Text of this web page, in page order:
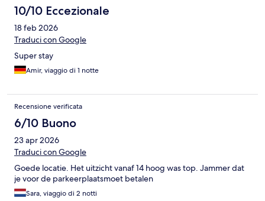
10/10 Eccezionale
18 feb 2026
Traduci con Google
Super stay
Amir, viaggio di 1 notte
Recensione verificata
6/10 Buono
23 apr 2026
Traduci con Google
Goede locatie. Het uitzicht vanaf 14 hoog was top. Jammer dat
je voor de parkeerplaatsmoet betalen
Sara, viaggio di 2 notti